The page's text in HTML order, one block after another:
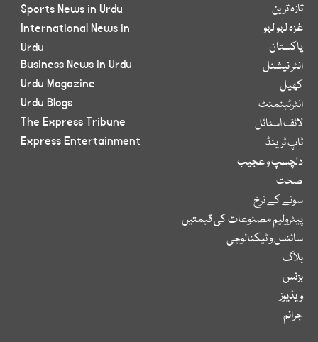
تازہ ترین
غزہ لہو لہو
پاکستان
انٹر نیشنل
کھیل
انٹرٹینمنٹ
لائف اسٹائل
ٹاپ ٹرینڈ
دلچسپ و عجیب
صحت
سونے کے نرخ
پیٹرولیم مصنوعات کی قیمتیں
سائنس و ٹیکنالوجی
بلاگ
بزنس
ویڈیوز
جرائم
Sports News in Urdu
International News in
Urdu
Business News in Urdu
Urdu Magazine
Urdu Blogs
The Express Tribune
Express Entertainment